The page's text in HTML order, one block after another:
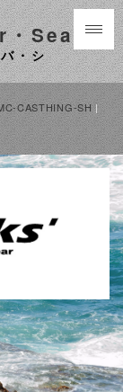
Sea
・シ
CASTHING-SH|